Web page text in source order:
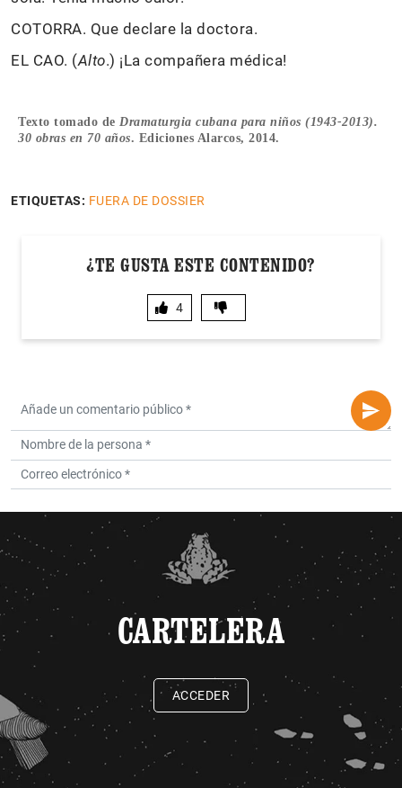
COTORRA. Que declare la doctora.
EL CAO. (Alto.) ¡La compañera médica!
Texto tomado de Dramaturgia cubana para niños (1943-2013).
30 obras en 70 años. Ediciones Alarcos, 2014.
ETIQUETAS: FUERA DE DOSSIER
¿TE GUSTA ESTE CONTENIDO?
4
CARTELERA
ACCEDER